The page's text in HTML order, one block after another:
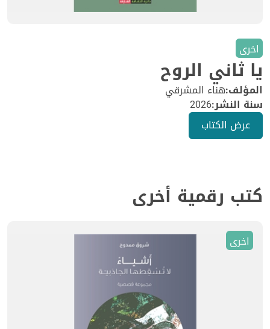
اخرى
يا ثاني الروح
المؤلف:هناء المشرقي
سنة النشر:2026
عرض الكتاب
كتب رقمية أخرى
اخرى